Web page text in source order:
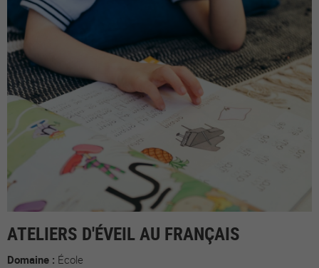
ATELIERS D'ÉVEIL AU FRANÇAIS
Domaine : École